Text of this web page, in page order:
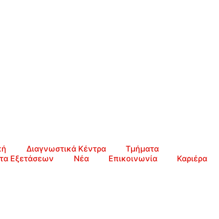
Διαγνωστικά Κέντρα
Τμήματα
Εξετάσεων
Νέα Επικοινωνία Καριέρα